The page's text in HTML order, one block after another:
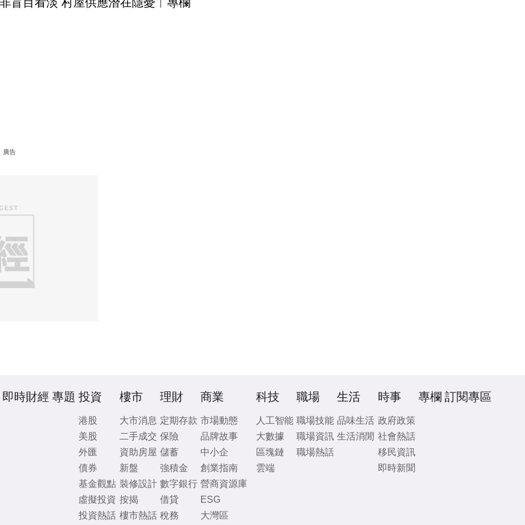
廣告
即時財經 專題 投資
港股
美股
外匯
債券
基金觀點
虛擬投資
投資熱話
樓市
大市消息
二手成交
資助房屋
新盤
裝修設計
按揭
樓市熱話
理財
定期存款
保險
儲蓄
強積金
數字銀行
借貸
稅務
商業
市場動態
品牌故事
中小企
創業指南
營商資源庫
ESG
大灣區
科技
人工智能
大數據
區塊鏈
雲端
職場
職場技能
職場資訊
職場熱話
生活
品味生活
生活消閒
時事
政府政策
社會熱話
移民資訊
即時新聞
專欄 訂閱專區